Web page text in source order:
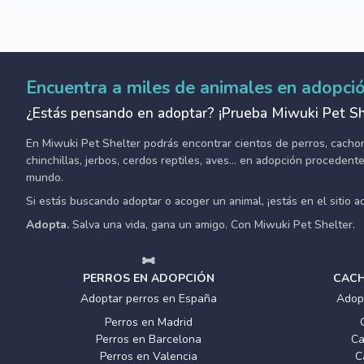
Encuentra a miles de animales en
¿Estás pensando en adoptar? ¡Prueba Miwuki Pet
En Miwuki Pet Shelter podrás encontrar cientos de perros,
chinchillas, jerbos, cerdos reptiles, aves... en adopción
mundo.
Si estás buscando adoptar o acoger un animal, ¡estás en el sitio
Adopta. Salva una vida, gana un amigo. Con Miwuki Pet Shelter.
PERROS EN ADOPCIÓN
Adoptar perros en España
Perros en Madrid
Perros en Barcelona
Perros en Valencia